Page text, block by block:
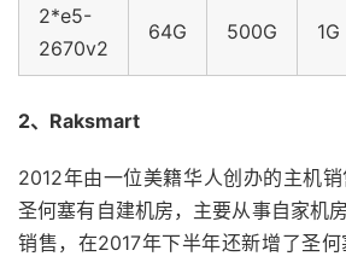
2*e5-
2670v2
64G 500G 1G
2、Raksmart
2012年由一位美籍华人创办的主机
圣何塞有自建机房，主要从事自家机
销售，在2017年下半年还新增了圣